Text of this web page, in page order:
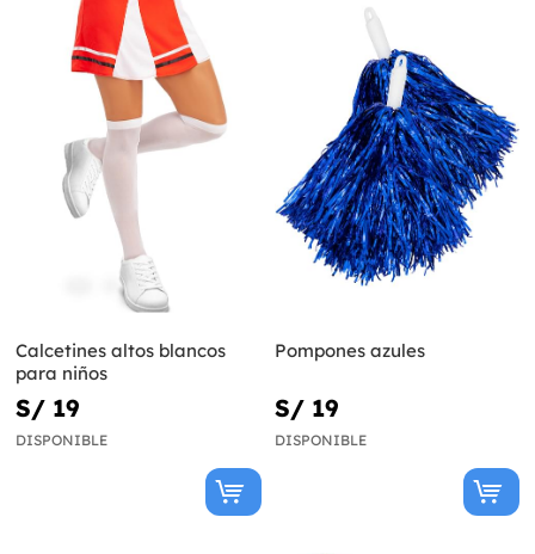
Calcetines altos blancos
para niños
S/ 19
DISPONIBLE
Pompones azules
S/ 19
DISPONIBLE